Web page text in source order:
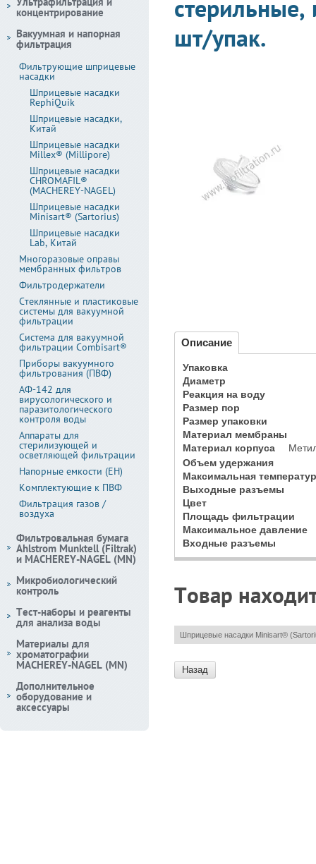
шт/упак.
Описание
Упаковка
Диаметр
Реакция на воду
Размер пор
Размер упаковки
Материал мембраны
Материал корпуса
Объем удержания
Максимальная
Выходные разъемы
Цвет
Площадь фильтрации
Максимальное давление
Входные разъемы
Товар
Шприцевые насадки Minisart®
Назад
концентрирование
Вакуумная и напорная
фильтрация
Фильтрующие шприцевые
насадки
Шприцевые насадки
RephiQuik
Шприцевые насадки,
Китай
Шприцевые насадки
Millex® (Millipore)
Шприцевые насадки
CHROMAFIL®
(MACHEREY-NAGEL)
Шприцевые насадки
Minisart® (Sartorius)
Шприцевые насадки
Lab, Китай
Многоразовые оправы
мембранных фильтров
Фильтродержатели
Стеклянные и пластиковые
системы для вакуумной
фильтрации
Система для вакуумной
фильтрации Combisart®
Приборы вакуумного
фильтрования (ПВФ)
АФ-142 для
вирусологического и
паразитологического
контроля воды
Аппараты для
стерилизующей и
осветляющей фильтрации
Напорные емкости (ЕН)
Комплектующие к ПВФ
Фильтрация газов /
воздуха
Фильтровальная бумага
Ahlstrom Munktell (Filtrak)
и MACHEREY-NAGEL (MN)
Микробиологический
контроль
Тест-наборы и реагенты
для анализа воды
Материалы для
хроматографии
MACHEREY-NAGEL (MN)
Дополнительное
оборудование и
аксессуары